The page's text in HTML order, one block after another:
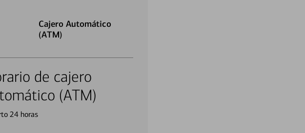
Cajero Automático
(ATM)
de cajero
(ATM)
24 horas